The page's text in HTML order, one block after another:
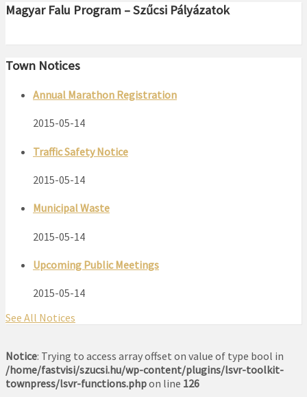
Magyar Falu Program – Szűcsi Pályázatok
Town Notices
Annual Marathon Registration
2015-05-14
Traffic Safety Notice
2015-05-14
Municipal Waste
2015-05-14
Upcoming Public Meetings
2015-05-14
See All Notices
Notice: Trying to access array offset on value of type bool in
/home/fastvisi/szucsi.hu/wp-content/plugins/lsvr-toolkit-
townpress/lsvr-functions.phpon line 126